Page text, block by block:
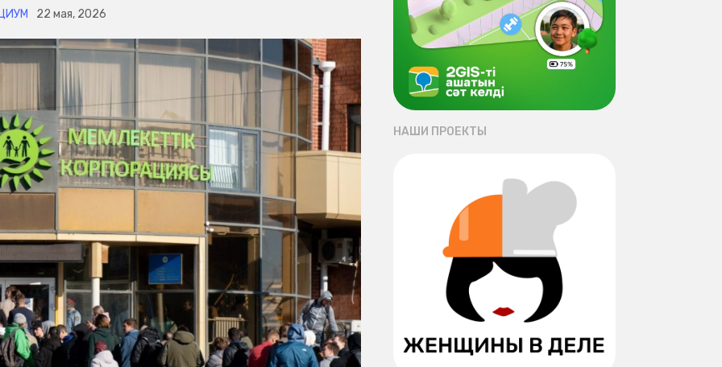
22 мая, 2026
НАШИ ПРОЕКТЫ